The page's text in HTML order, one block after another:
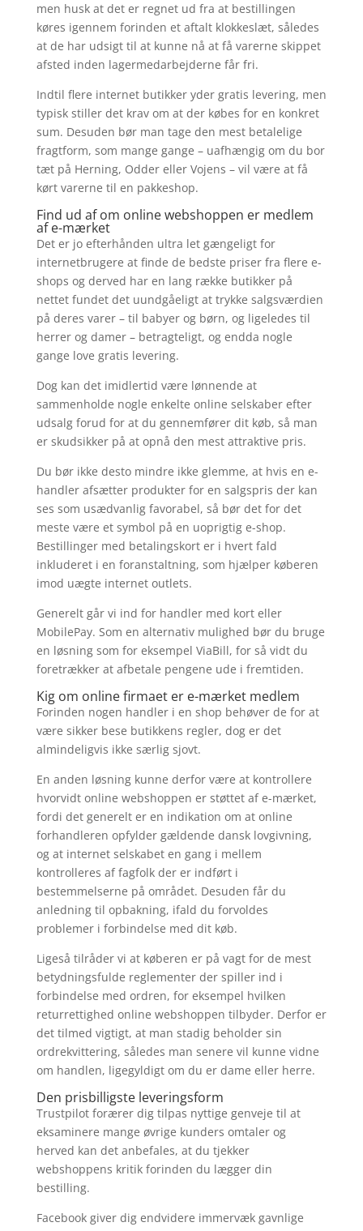
men husk at det er regnet ud fra at bestillingen
køres igennem forinden et aftalt klokkeslæt, således
at de har udsigt til at kunne nå at få varerne skippet
afsted inden lagermedarbejderne får fri.
Indtil flere internet butikker yder gratis levering, men
typisk stiller det krav om at der købes for en konkret
sum. Desuden bør man tage den mest betalelige
fragtform, som mange gange – uafhængig om du bor
tæt på Herning, Odder eller Vojens – vil være at få
kørt varerne til en pakkeshop.
Find ud af om online webshoppen er medlem
af e-mærket
Det er jo efterhånden ultra let gængeligt for
internetbrugere at finde de bedste priser fra flere e-
shops og derved har en lang række butikker på
nettet fundet det uundgåeligt at trykke salgsværdien
på deres varer – til babyer og børn, og ligeledes til
herrer og damer – betragteligt, og endda nogle
gange love gratis levering.
Dog kan det imidlertid være lønnende at
sammenholde nogle enkelte online selskaber efter
udsalg forud for at du gennemfører dit køb, så man
er skudsikker på at opnå den mest attraktive pris.
Du bør ikke desto mindre ikke glemme, at hvis en e-
handler afsætter produkter for en salgspris der kan
ses som usædvanlig favorabel, så bør det for det
meste være et symbol på en uoprigtig e-shop.
Bestillinger med betalingskort er i hvert fald
inkluderet i en foranstaltning, som hjælper køberen
imod uægte internet outlets.
Generelt går vi ind for handler med kort eller
MobilePay. Som en alternativ mulighed bør du bruge
en løsning som for eksempel ViaBill, for så vidt du
foretrækker at afbetale pengene ude i fremtiden.
Kig om online firmaet er e-mærket medlem
Forinden nogen handler i en shop behøver de for at
være sikker bese butikkens regler, dog er det
almindeligvis ikke særlig sjovt.
En anden løsning kunne derfor være at kontrollere
hvorvidt online webshoppen er støttet af e-mærket,
fordi det generelt er en indikation om at online
forhandleren opfylder gældende dansk lovgivning,
og at internet selskabet en gang i mellem
kontrolleres af fagfolk der er indført i
bestemmelserne på området. Desuden får du
anledning til opbakning, ifald du forvoldes
problemer i forbindelse med dit køb.
Ligeså tilråder vi at køberen er på vagt for de mest
betydningsfulde reglementer der spiller ind i
forbindelse med ordren, for eksempel hvilken
returrettighed online webshoppen tilbyder. Derfor er
det tilmed vigtigt, at man stadig beholder sin
ordrekvittering, således man senere vil kunne vidne
om handlen, ligegyldigt om du er dame eller herre.
Den prisbilligste leveringsform
Trustpilot forærer dig tilpas nyttige genveje til at
eksaminere mange øvrige kunders omtaler og
herved kan det anbefales, at du tjekker
webshoppens kritik forinden du lægger din
bestilling.
Facebook giver dig endvidere immervæk gavnlige